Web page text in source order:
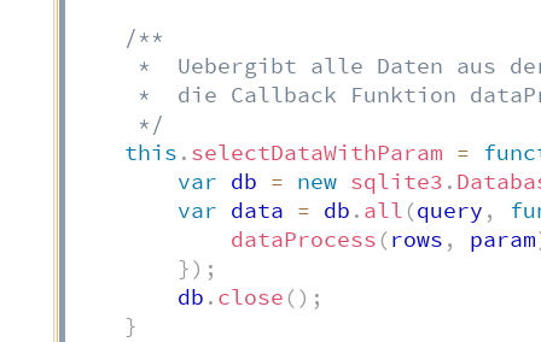
/**
*  Uebergibt alle Daten aus
*  die Callback Funktion
     */
this . selectDataWithParam =
var db = new sqlite3 .
var data = db . all (query ,
dataProcess (rows , param
}) ;
        db
. close () ;
}